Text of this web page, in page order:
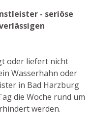
- seriöse
oder liefert nicht
Wasserhahn oder
in Bad Harzburg
die Woche rund um
werden.